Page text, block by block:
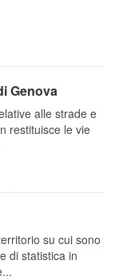
Genova
alle strade e
restituisce le vie
su cui sono
di statistica in